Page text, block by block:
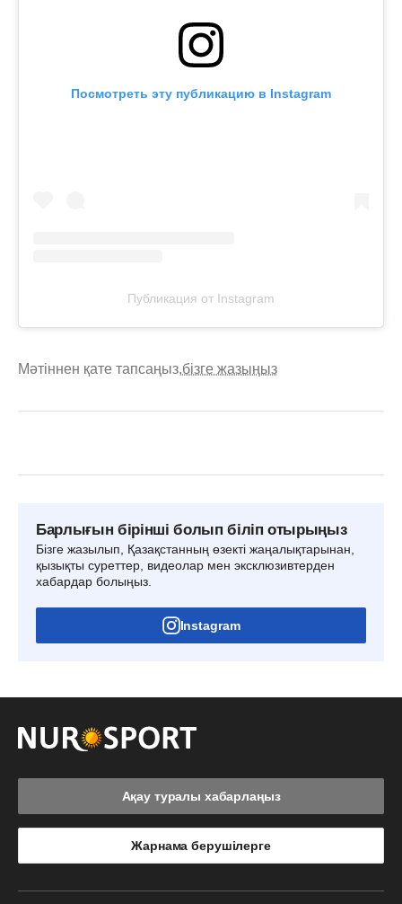
Посмотреть эту публикацию в Instagram
Публикация от Instagram
Мәтіннен қате тапсаңыз,бізге жазыңыз
Барлығын бірінші болып біліп отырыңыз
Бізге жазылып, Қазақстанның өзекті жаңалықтарынан,
қызықты суреттер, видеолар мен эксклюзивтерден
хабардар болыңыз.
Instagram
Ақау туралы хабарлаңыз
Жарнама берушілерге